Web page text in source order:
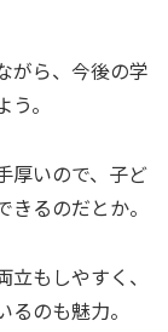
がら、今後の学
。
厚いので、子ど
るのだとか。
もしやすく、
のも魅力。